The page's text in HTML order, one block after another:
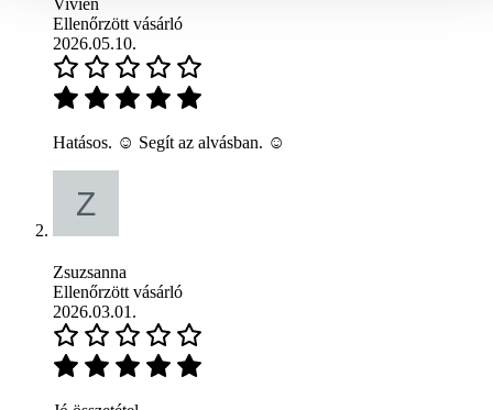
Ellenőrzött vásárló
2026.05.10.
Hatásos. ☺️ Segít az alvásban. ☺️
Zsuzsanna
Ellenőrzött vásárló
2026.03.01.